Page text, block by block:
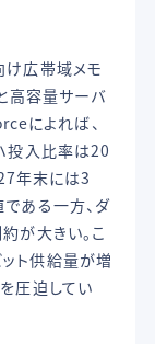
け広帯域メモ
高容量サーバ
によれば、
投入比率は20
年末には3
ある一方、ダ
が大きい。こ
ト供給量が増
圧迫してい